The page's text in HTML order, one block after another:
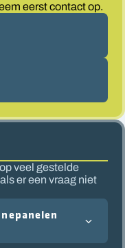
eerst contact op.
veel gestelde
er een vraag niet